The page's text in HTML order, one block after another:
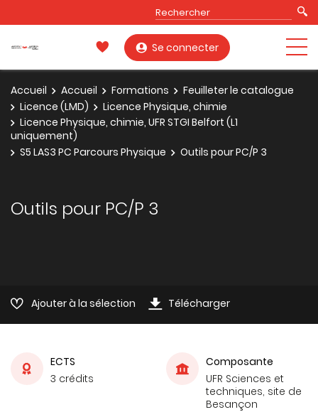
Se connecter
Accueil Accueil Formations
Feuilleter le catalogue
Licence (LMD)
Licence Physique, chimie
Licence Physique, chimie, UFR STGI Belfort (L1
uniquement)
S5 LAS3 PC Parcours Physique
Outils pour PC/P 3
Outils pour PC/P 3
Ajouter à la sélection Télécharger
ECTS
3 crédits
Composante
UFR Sciences et
techniques, site de
Besançon